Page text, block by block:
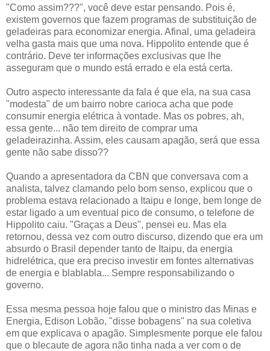
"Como assim???", você deve estar pensando. Pois é,
existem governos que fazem programas de substituição de
geladeiras para economizar energia. Afinal, uma geladeira
velha gasta mais que uma nova. Hippolito entende que é
contrário. Deve ter informações exclusivas que lhe
asseguram que o mundo está errado e ela está certa.
Outro aspecto interessante da fala é que ela, na sua casa
"modesta" de um bairro nobre carioca acha que pode
consumir energia elétrica à vontade. Mas os pobres, ah,
essa gente... não tem direito de comprar uma
geladeirazinha. Assim, eles causam apagão, será que essa
gente não sabe disso??
Quando a apresentadora da CBN que conversava com a
analista, talvez clamando pelo bom senso, explicou que o
problema estava relacionado a Itaipu e longe, bem longe de
estar ligado a um eventual pico de consumo, o telefone de
Hippolito caiu. "Graças a Deus", pensei eu. Mas ela
retornou, dessa vez com outro discurso, dizendo que era um
absurdo o Brasil depender tanto de Itaipu, da energia
hidrelétrica, que era preciso investir em fontes alternativas
de energia e blablabla... Sempre responsabilizando o
governo.
Essa mesma pessoa hoje falou que o ministro das Minas e
Energia, Edison Lobão, "disse bobagens" na sua coletiva
em que explicava o apagão. Simplesmente porque ele falou
que o blecaute de agora não tinha nada a ver com o de